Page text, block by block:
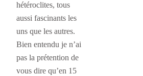
hétéroclites, tous
aussi fascinants les
uns que les autres.
Bien entendu je n’ai
pas la prétention de
vous dire qu’en 15